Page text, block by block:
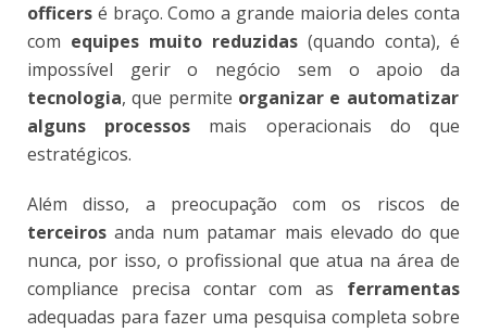
officers é braço. Como a grande maioria deles conta
com equipes muito reduzidas (quando conta), é
impossível gerir o negócio sem o apoio da
tecnologia, que permite organizar e automatizar
alguns processos mais operacionais do que
estratégicos.
Além disso, a preocupação com os riscos de
terceiros anda num patamar mais elevado do que
nunca, por isso, o profissional que atua na área de
compliance precisa contar com as ferramentas
adequadas para fazer uma pesquisa completa sobre